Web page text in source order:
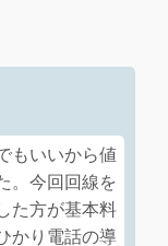
もいいから値
。今回回線を
た方が基本料
かり電話の導